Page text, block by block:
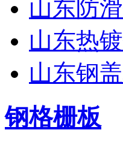
山东防
山东热
山东钢
钢格栅板